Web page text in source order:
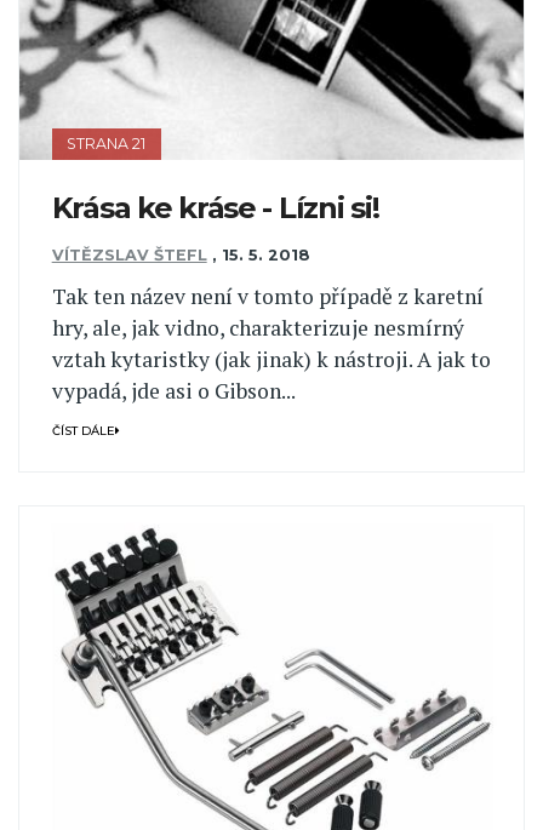
STRANA 21
Krása ke kráse - Lízni si!
VÍTĚZSLAV ŠTEFL , 15. 5. 2018
Tak ten název není v tomto případě z karetní
hry, ale, jak vidno, charakterizuje nesmírný
vztah kytaristky (jak jinak) k nástroji. A jak to
vypadá, jde asi o Gibson...
ČÍST DÁLE